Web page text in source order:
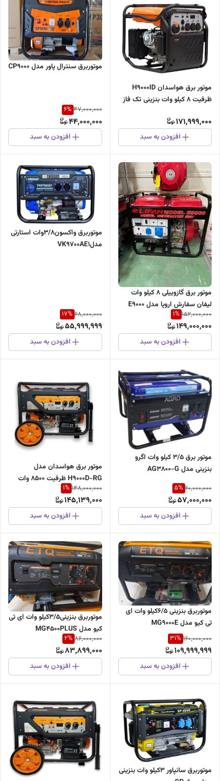
موتور برق هواسدان H9000ID
ظرفیت ۸ کیلو وات بنزینی تک فاز
171,999,000
افزودن به سبد
موتوربرق سنترال پاور مدل CP9000
47,000,000
6%
44,000,000
افزودن به سبد
موتور برق گازوییلی ۸ کیلو وات
لیفان سفارش اروپا مدل E9000
152,000,000
1%
149,000,000
افزودن به سبد
موتوربرق واکسون3/8وات استارتی
مدلVK9700AE1
68,000,000
17%
55,999,999
افزودن به سبد
موتور برق ۳/۵ کیلو وات اگرو
بنزینی مدل AG3800-G
60,000,000
5%
57,000,000
افزودن به سبد
موتور برق هواسدان مدل
H9000D-RG ظرفیت ۸۵۰۰ وات
دوگانه سوز
148,000,000
1%
145,139,000
افزودن به سبد
موتوربرق بنزینی 6/5کیلو وات ای
تی کیو مدل MG9000E
160,000,000
31%
109,999,999
افزودن به سبد
موتوربرق بنزینی3/5کیلو وات ای تی
کیو مدل MG4500PLUS
86,000,000
2%
83,899,000
افزودن به سبد
موتوربرق سانپاور 3کیلو وات بنزینی